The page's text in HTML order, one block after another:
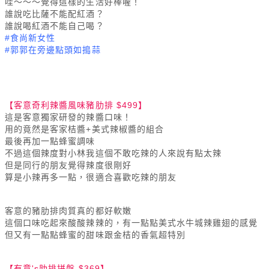
誰說吃比薩不能配紅酒？
誰說喝紅酒不能自己喝？
#食尚新女性
#郭郭在旁邊點頭如搗蒜
【客意奇利辣醬風味豬肋排 $499】
這是客意獨家研發的辣醬口味！
用的竟然是客家桔醬+美式辣椒醬的組合
最後再加一點蜂蜜調味
不過這個辣度對小林我這個不敢吃辣的人來說有點太辣
但是同行的朋友覺得辣度很剛好
算是小辣再多一點，很適合喜歡吃辣的朋友
客意的豬肋排肉質真的都好軟嫩
這個口味吃起來酸酸辣辣的，有一點點美式水牛城辣雞翅的感覺
但又有一點點蜂蜜的甜味跟金桔的香氣超特別